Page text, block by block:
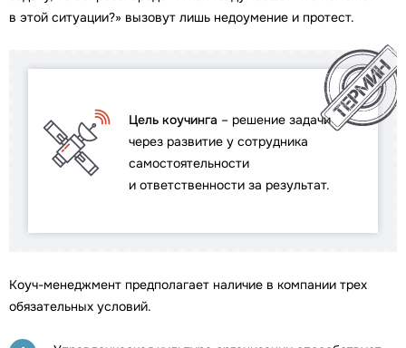
в этой ситуации?» вызовут лишь недоумение и протест.
Цель коучинга – решение задачи
через развитие у сотрудника
самостоятельности
и ответственности за результат.
Коуч-менеджмент предполагает наличие в компании трех
обязательных условий.